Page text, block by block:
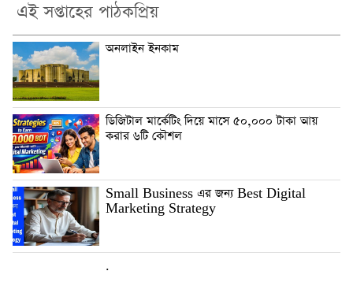
এই সপ্তাহের পাঠকপ্রিয়
অনলাইন ইনকাম
ডিজিটাল মার্কেটিং দিয়ে মাসে ৫০,০০০ টাকা আয়
করার ৬টি কৌশল
Small Business এর জন্য Best Digital
Marketing Strategy
.